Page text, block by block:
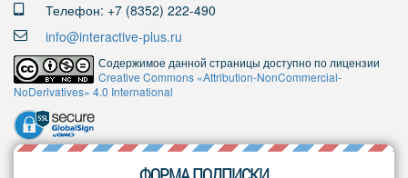
Телефон: +7 (8352) 222-490
info@interactive-plus.ru
Содержимое данной страницы доступно по лицензии
Creative Commons «Attribution-NonCommercial-
NoDerivatives» 4.0 International